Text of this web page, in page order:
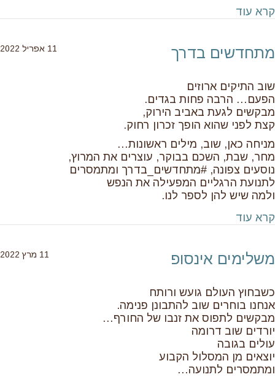
קרא עוד
מתחדשים בדרך 11 אפריל 2022
שוב התיקים ארוזים
הפעם… הרבה פחות בגדים.
מבקשים לגעת באביב הירוק,
קצת לפני שהוא הופך זכרון רחוק.
מניחה כאן, שוב, מילים ראשונות…
מחר, שבת, השכם בבוקר, עוצרים את המרוץ,
נוסעים צפונה, #מתחדשים_בדרך ומתמסרים
לתנועת הרגליים המפעילה את הנפש
ולמה שיש להן לספר לנו.
קרא עוד
משלימים אינסופ 11 מרץ 2022
כשבחוץ העולם גועש ורותח
אנחנו בוחרים שוב להתבונן פנימה.
מבקשים לתפוס את זנבו של החורף…
יורדים שוב דרומה
עולים בגובה
יוצאים מן המסלול הקבוע
ומתמסרים לתנועה…